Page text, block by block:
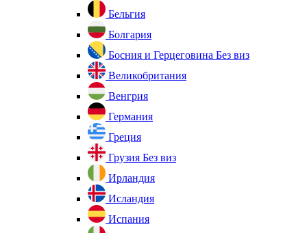
Бельгия
Болгария
Босния и Герцеговина Без виз
Великобритания
Венгрия
Германия
Греция
Грузия Без виз
Ирландия
Исландия
Испания